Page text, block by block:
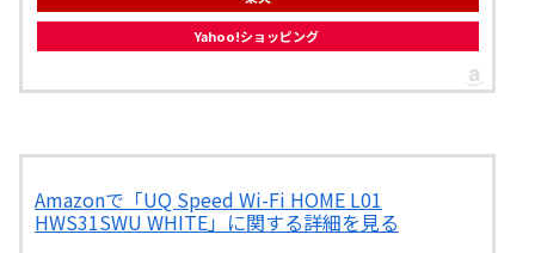
Yahoo!ショッピング
Amazonで「UQ Speed Wi-Fi HOME L01
HWS31SWU WHITE」に関する詳細を見る